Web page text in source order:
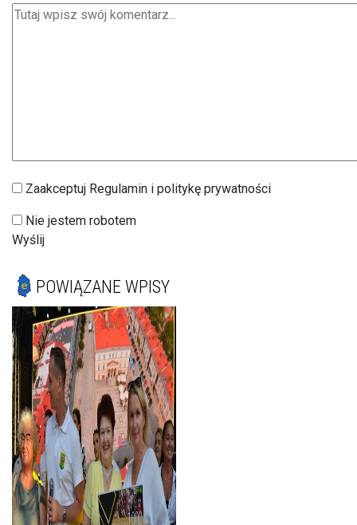
Zaakceptuj Regulamin i politykę prywatności
Nie jestem robotem
Wyślij
POWIĄZANE WPISY